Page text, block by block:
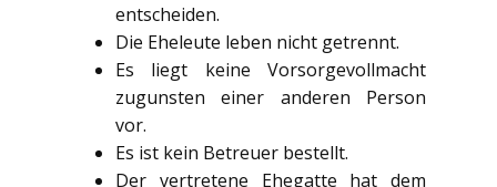
entscheiden.
Die Eheleute leben nicht getrennt.
Es liegt keine Vorsorgevollmacht
zugunsten einer anderen Person
vor.
Es ist kein Betreuer bestellt.
Der vertretene Ehegatte hat dem